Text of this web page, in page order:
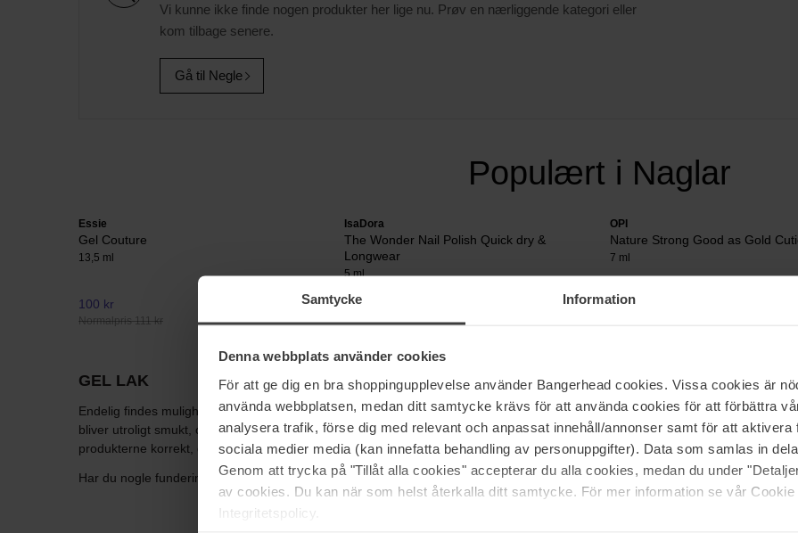
Samtycke Information
Denna webbplats använder cookies
För att ge dig en bra shoppingupplevelse använder Bangerhead cookies. Vissa cookies är
använda webbplatsen, medan ditt samtycke krävs för att använda cookies för att förbättra
analysera trafik, förse dig med relevant och anpassat innehåll/annonser samt för att
sociala medier media (kan innefatta behandling av personuppgifter). Data som samlas in
Genom att trycka på "Tillåt alla cookies" accepterar du alla cookies, medan du under
av cookies. Du kan när som helst återkalla ditt samtycke. För mer information se vår
Integritetspolicy.
Vi kunne ikke finde nogen produkter her lige nu. Prøv en nærliggende kategori eller
kom tilbage senere.
Gå til Negle
Populært i Naglar
Essie
Gel Couture
13,5 ml
100 kr
Normalpris 111 kr
IsaDora
The Wonder Nail Polish Quick dry &
Longwear
5 ml
45 kr
Normalpris 55 kr
OPI
Nature Strong Good as Gold
7 ml
109 kr
GEL LAK
Endelig findes muligheden for at ordne din negle derhjemme, i stedet for at gøre det på en salon! Til gel-lak skal man huske,
bliver utroligt smukt, og ikke mindst rigtig holdbart! Gel neglelak er meget slidstærkt, så det fungerer også som beskyttelse på
produkterne korrekt, det kan derfor være smart at købe et start-kit, så har man alt man behøver.
Har du nogle funderinger omkring gel neglelak, så kontakt vores kundeservice, så hjælper vi dig gerne.